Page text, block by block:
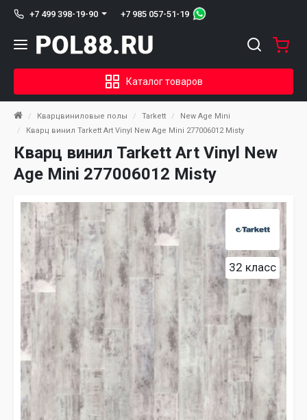
+7 499 398-19-90 +7 985 057-51-19
Каталог товаров
Кварцвиниловые полы Tarkett
New Age Mini
Кварц винил Tarkett Art Vinyl New Age Mini 277006012 Misty
Кварц винил Tarkett Art Vinyl New
Age Mini 277006012 Misty
32 класс